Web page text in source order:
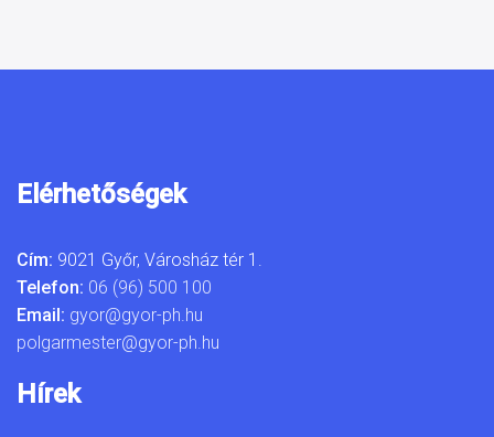
Elérhetőségek
Cím: 9021 Győr, Városház tér 1.
Telefon: 06 (96) 500 100
Email: gyor@gyor-ph.hu
polgarmester@gyor-ph.hu
Hírek